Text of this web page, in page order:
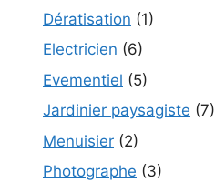
Dératisation (1)
Electricien (6)
Evementiel (5)
Jardinier paysagiste (7)
Menuisier (2)
Photographe (3)